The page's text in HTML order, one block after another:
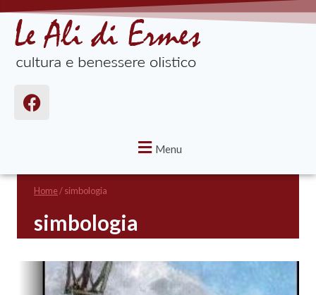
Menu
Home/simbologia
simbologia